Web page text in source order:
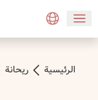
الرئیسیة ريحانة